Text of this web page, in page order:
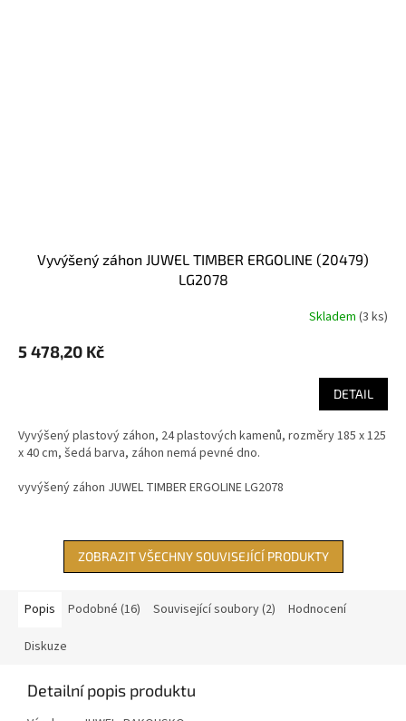
vyvýšený záhon JUWEL TIMBER ERGOLINE (20479)
LG2078
Skladem (3 ks)
5 478,20 Kč
DETAIL
Vyvýšený plastový záhon, 24 plastových kamenů, rozměry 185 x 125
x 40 cm, šedá barva, záhon nemá pevné dno.
vyvýšený záhon JUWEL TIMBER ERGOLINE LG2078
ZOBRAZIT VŠECHNY SOUVISEJÍCÍ PRODUKTY
Popis Podobné (16) Související soubory (2) Hodnocení
Diskuze
Detailní popis produktu